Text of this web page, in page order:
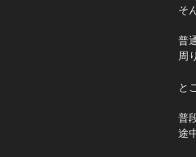
そ
普
周
と
普
途